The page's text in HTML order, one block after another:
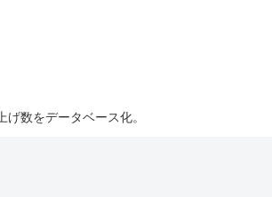
数をデータベース化。